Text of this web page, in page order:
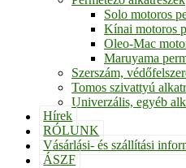
Solo motoros
Kínai motoros
Oleo-Mac
Maruyama
Szerszám,
Tomos szivattyú
Univerzális, egyéb
Hírek
RÓLUNK
Vásárlási- és szállítási
ÁSZF